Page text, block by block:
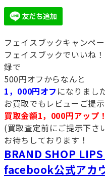
フェイスブックキャンペ
フェイスブックでいいね
録で
500円オフからなんと
1，000円オフ になりまし
お買取でもレビューご提
買取金額1，000円アップ！
(買取査定前にご提示下さ
お待ちしております！
BRAND SHOP
facebook公式アカ